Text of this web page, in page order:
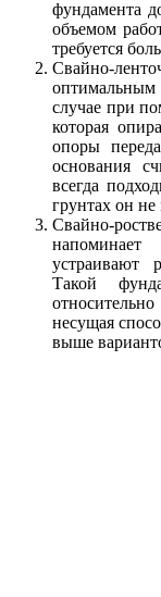
фундамента
объемом
требуется
Свайно-
случае при
которая
опоры
основания
всегда
грунтах он
Свайно-
устраивают
Такой
несущая
выше